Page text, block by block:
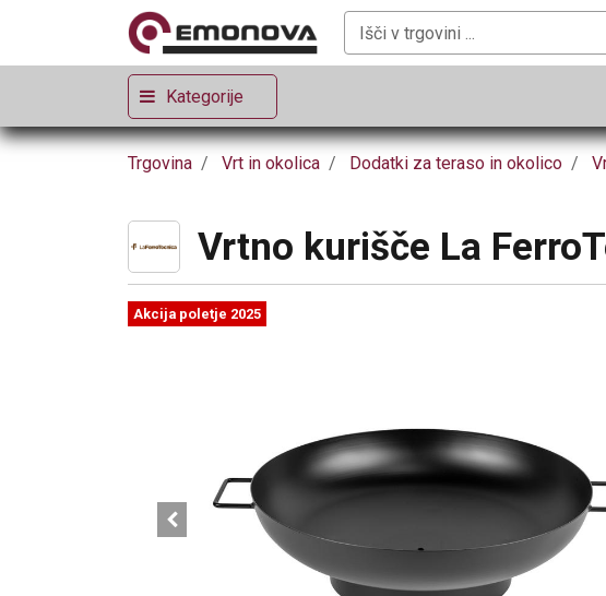
Kategorije
Trgovina Vrt in okolica Dodatki za teraso in okolico
Vrtno kurišče La
Akcija poletje 2025